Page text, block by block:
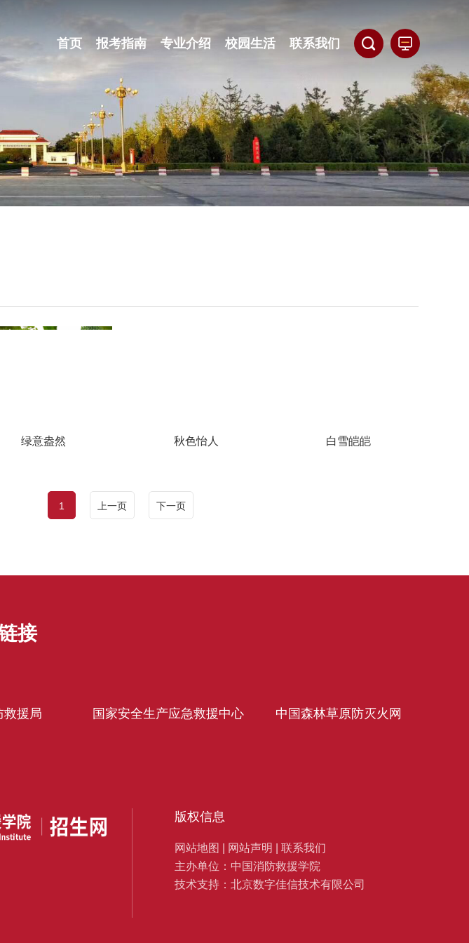
首页 报考指南 专业介绍 校园生活 联系我们
绿意盎然 秋色怡人 白雪皑皑
1 上一页 下一页
接
救援局 国家安全生产应急救援中心 中国森林草原防灭火网
版权信息
网站地图 网站声明
联系我们
主办单位：中国消防救援学院
技术支持：北京数字佳信技术有限公司